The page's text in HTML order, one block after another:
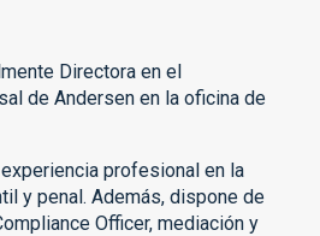
Directora en el
de Andersen en la oficina de
profesional en la
y penal. Además, dispone de
Officer, mediación y